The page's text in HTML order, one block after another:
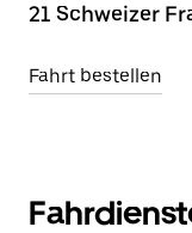
21 Schweizer
Fahrt bestellen